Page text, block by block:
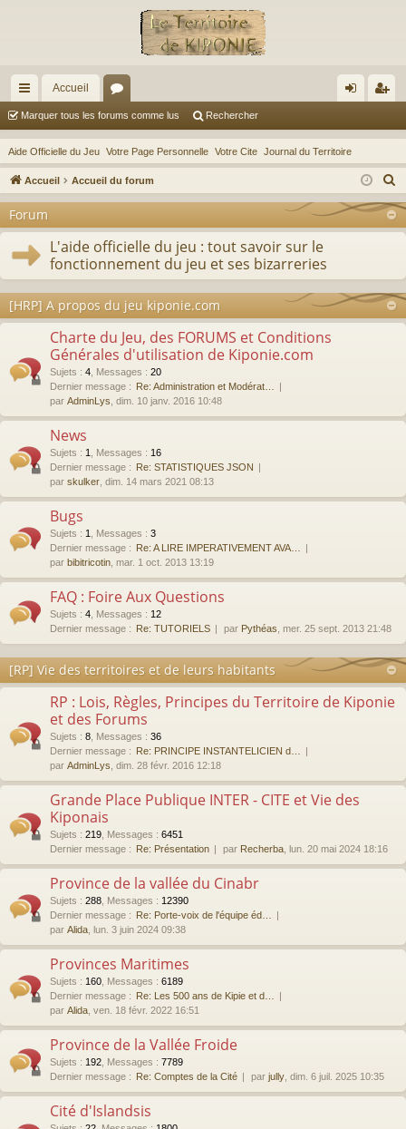
ac
co
ur
ci
Accueil
or
u
m
s
ne
xi
on
cri
pti
on
Marquer tous les forums comme lus Rechercher
Aide Officielle du Jeu Votre Page Personnelle Votre Cite Journal du Territoire
Accueil Accueil du forum
r
c
h
Forum
L'aide officielle du jeu : tout savoir sur le
fonctionnement du jeu et ses bizarreries
[HRP] A propos du jeu kiponie.com
Charte du Jeu, des FORUMS et Conditions
Générales d'utilisation de Kiponie.com
Sujets : 4 Messages : 20
Dernier message : Re: Administration et Modérat…
par AdminLys , dim. 10 janv. 2016 10:48
News
Sujets : 1 Messages : 16
Dernier message : Re: STATISTIQUES JSON
par skulker , dim. 14 mars 2021 08:13
Bugs
Sujets : 1 Messages : 3
Dernier message : Re: A LIRE IMPERATIVEMENT AVA…
par bibitricotin , mar. 1 oct. 2013 13:19
FAQ : Foire Aux Questions
Sujets : 4 Messages : 12
Dernier message : Re: TUTORIELS par Pythéas , mer. 25 sept. 2013 21:48
[RP] Vie des territoires et de leurs habitants
RP : Lois, Règles, Principes du Territoire de Kiponie
et des Forums
Sujets : 8 Messages : 36
Dernier message : Re: PRINCIPE INSTANTELICIEN d…
par AdminLys , dim. 28 févr. 2016 12:18
Grande Place Publique INTER - CITE et Vie des
Kiponais
Sujets : 219 Messages : 6451
Dernier message : Re: Présentation par Recherba , lun. 20 mai 2024 18:16
Province de la vallée du Cinabr
Sujets : 288 Messages : 12390
Dernier message : Re: Porte-voix de l'équipe éd…
par Alida , lun. 3 juin 2024 09:38
Provinces Maritimes
Sujets : 160 Messages : 6189
Dernier message : Re: Les 500 ans de Kipie et d…
par Alida , ven. 18 févr. 2022 16:51
Province de la Vallée Froide
Sujets : 192 Messages : 7789
Dernier message : Re: Comptes de la Cité par jully , dim. 6 juil. 2025 10:35
Cité d'Islandsis